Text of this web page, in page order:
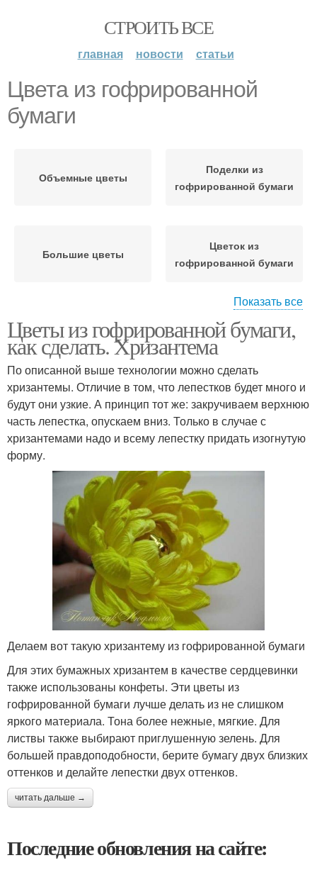
СТРОИТЬ ВСЕ
главная новости статьи
Цвета из гофрированной
бумаги
Объемные цветы
Поделки из
гофрированной бумаги
Большие цветы
Цветок из
гофрированной бумаги
Цвета из гофробумаги
Показать все
Цветы из гофрированной бумаги,
как сделать. Хризантема
По описанной выше технологии можно сделать
хризантемы. Отличие в том, что лепестков будет много и
будут они узкие. А принцип тот же: закручиваем верхнюю
часть лепестка, опускаем вниз. Только в случае с
хризантемами надо и всему лепестку придать изогнутую
форму.
Делаем вот такую хризантему из гофрированной бумаги
Для этих бумажных хризантем в качестве сердцевинки
также использованы конфеты. Эти цветы из
гофрированной бумаги лучше делать из не слишком
яркого материала. Тона более нежные, мягкие. Для
листвы также выбирают приглушенную зелень. Для
большей правдоподобности, берите бумагу двух близких
оттенков и делайте лепестки двух оттенков.
читать дальше →
Последние обновления на сайте: